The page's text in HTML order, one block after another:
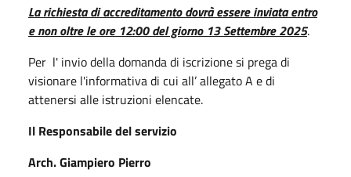
La richiesta di accreditamento dovrà essere inviata entro
e non oltre le ore 12:00 del giorno 13 Settembre 2025.
Per l' invio della domanda di iscrizione si prega di
visionare l'informativa di cui all’ allegato A e di
attenersi alle istruzioni elencate.
Il Responsabile del servizio
Arch. Giampiero Pierro